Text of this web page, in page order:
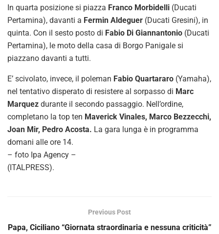
In quarta posizione si piazza Franco Morbidelli (Ducati
Pertamina), davanti a Fermin Aldeguer (Ducati Gresini), in
quinta. Con il sesto posto di Fabio Di Giannantonio (Ducati
Pertamina), le moto della casa di Borgo Panigale si
piazzano davanti a tutti.
E’ scivolato, invece, il poleman Fabio Quartararo (Yamaha),
nel tentativo disperato di resistere al sorpasso di Marc
Marquez durante il secondo passaggio. Nell’ordine,
completano la top ten Maverick Vinales, Marco Bezzecchi,
Joan Mir, Pedro Acosta. La gara lunga è in programma
domani alle ore 14.
– foto Ipa Agency –
(ITALPRESS).
Previous Post
Papa, Ciciliano “Giornata straordinaria e nessuna criticità”